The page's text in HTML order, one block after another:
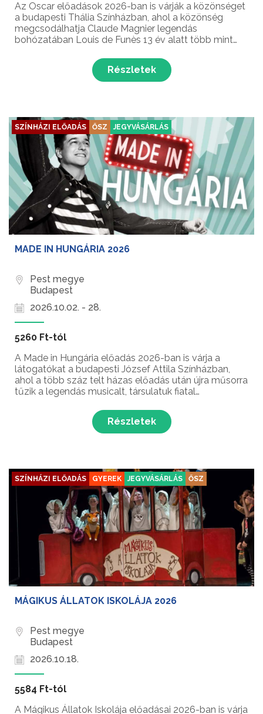
Az Oscar előadások 2026-ban is várják a közönséget
a budapesti Thália Színházban, ahol a közönség
megcsodálhatja Claude Magnier legendás
bohózatában Louis de Funès 13 év alatt több mint
később Sylvester Stallone tett ismertté az egész
Részletek
SZÍNHÁZI ELŐADÁS ŐSZ JEGYVÁSÁRLÁS
MADE IN HUNGÁRIA 2026
Pest megye
Budapest
2026.10.02. - 28.
5260 Ft-tól
A Made in Hungária előadás 2026-ban is várja a
látogatókat a budapesti József Attila Színházban,
ahol a több száz telt házas előadás után újra műsorra
tűzik a legendás musicalt, társulatuk fiatal
felnőtt, de a rock and roll örök!...
Részletek
SZÍNHÁZI ELŐADÁS GYEREK JEGYVÁSÁRLÁS ŐSZ
MÁGIKUS ÁLLATOK ISKOLÁJA 2026
Pest megye
Budapest
2026.10.18.
5584 Ft-tól
A Mágikus Állatok Iskolája előadásai 2026-ban is várja